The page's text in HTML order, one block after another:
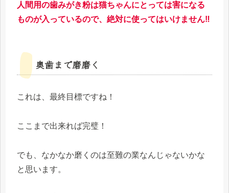
人間用の歯みがき粉は猫ちゃんにとっては害になる
ものが入っているので、絶対に使ってはいけません‼
奥歯まで磨磨く
これは、最終目標ですね！
ここまで出来れば完璧！
でも、なかなか磨くのは至難の業なんじゃないかな
と思います。